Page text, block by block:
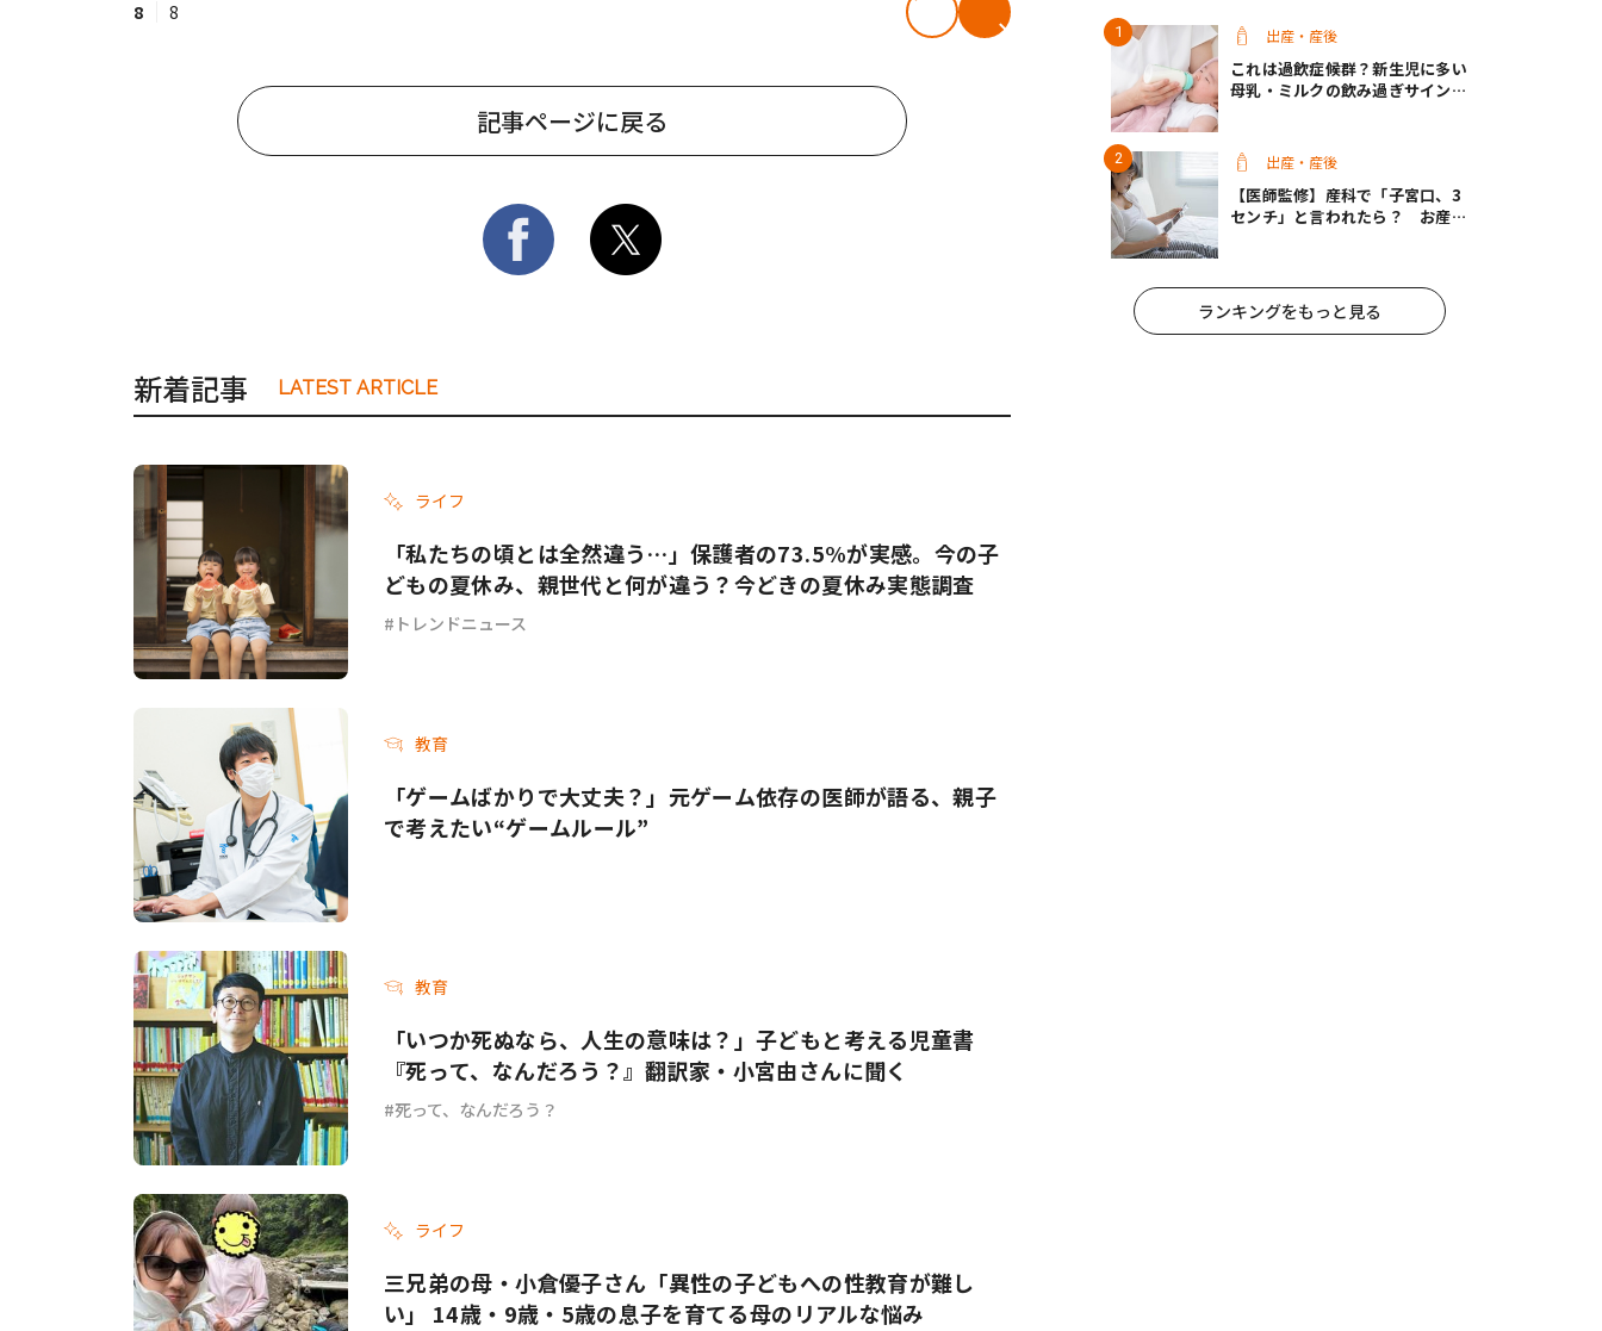
8 8
記事ページに戻る
新着記事 LATEST ARTICLE
ライフ
「私たちの頃とは全然違う…」保護者の73.5%が実感。今の子
どもの夏休み、親世代と何が違う？今どきの夏休み実態調査
トレンドニュース
教育
「ゲームばかりで大丈夫？」元ゲーム依存の医師が語る、親子
で考えたい“ゲームルール”
教育
「いつか死ぬなら、人生の意味は？」子どもと考える児童書
『死って、なんだろう？』翻訳家・小宮由さんに聞く
死って、なんだろう？
ライフ
三兄弟の母・小倉優子さん「異性の子どもへの性教育が難し
い」 14歳・9歳・5歳の息子を育てる母のリアルな悩み
出産・産後
これは過飲症候群？新生児に多い
母乳・ミルクの飲み過ぎサインと
出産・産後
【医師監修】産科で「子宮口、3
センチ」と言われたら？ お産は
ランキングをもっと見る